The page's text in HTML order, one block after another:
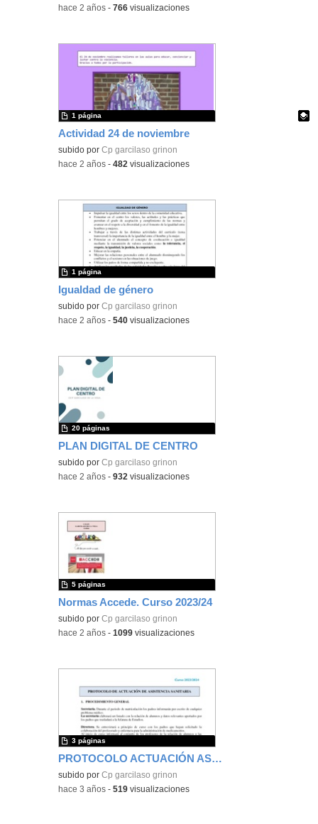
-hace 2 años -766 visualizaciones
Actividad 24 de noviembre
Contenido educativo.
subido porCp garcilaso grinon
1 página
-hace 2 años -482 visualizaciones
Igualdad de género
subido porCp garcilaso grinon
1 página
-hace 2 años -540 visualizaciones
PLAN DIGITAL DE CENTRO
subido porCp garcilaso grinon
20 páginas
-hace 2 años -932 visualizaciones
Normas Accede. Curso 2023/24
subido porCp garcilaso grinon
5 páginas
-hace 2 años -1099 visualizaciones
PROTOCOLO ACTUACIÓN ASISTENCIA SANITARIA
subido porCp garcilaso grinon
3 páginas
-hace 3 años -519 visualizaciones